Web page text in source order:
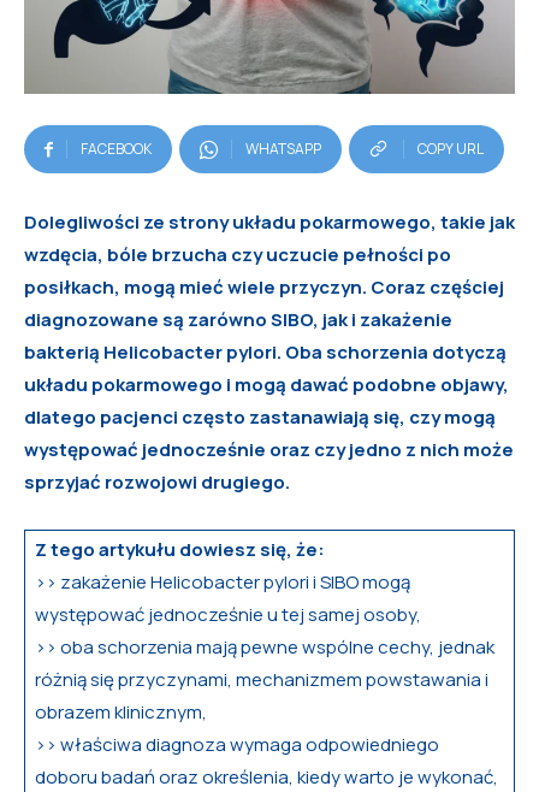
FACEBOOK WHATSAPP COPY URL
Dolegliwości ze strony układu pokarmowego, takie jak
wzdęcia, bóle brzucha czy uczucie pełności po
posiłkach, mogą mieć wiele przyczyn. Coraz częściej
diagnozowane są zarówno SIBO, jak i zakażenie
bakterią Helicobacter pylori. Oba schorzenia dotyczą
układu pokarmowego i mogą dawać podobne objawy,
dlatego pacjenci często zastanawiają się, czy mogą
występować jednocześnie oraz czy jedno z nich może
sprzyjać rozwojowi drugiego.
Z tego artykułu dowiesz się, że:
>> zakażenie Helicobacter pylori i SIBO mogą
występować jednocześnie u tej samej osoby,
>> oba schorzenia mają pewne wspólne cechy, jednak
różnią się przyczynami, mechanizmem powstawania i
obrazem klinicznym,
>> właściwa diagnoza wymaga odpowiedniego
doboru badań oraz określenia, kiedy warto je wykonać,